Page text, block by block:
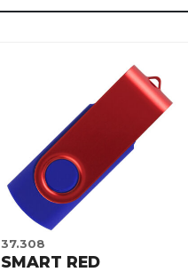
37.308
SMART RED